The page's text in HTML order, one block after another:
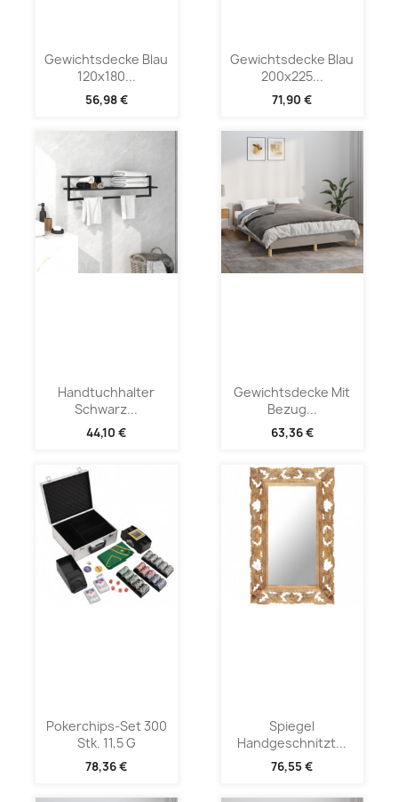
Gewichtsdecke Blau
120x180...
56,98 €
Gewichtsdecke Blau
200x225...
71,90 €
Handtuchhalter
Schwarz...
44,10 €
Gewichtsdecke Mit
Bezug...
63,36 €
Pokerchips-Set 300
Stk. 11,5 G
78,36 €
Spiegel
Handgeschnitzt...
76,55 €